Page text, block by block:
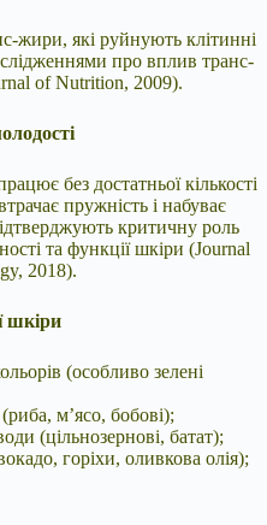
жири, які руйнують клітинні
про вплив транс-
of Nutrition, 2009).
без достатньої кількості
пружність і набуває
критичну роль
та функції шкіри (Journal
2018).
шкіри
(особливо зелені
м’ясо, бобові);
(цільнозернові, батат);
горіхи, оливкова олія);